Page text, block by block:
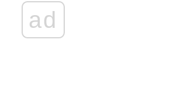
ad